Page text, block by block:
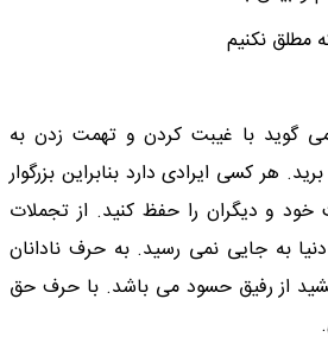
نکنیم
گوید با غیبت کردن و تهمت زدن به
هر کسی ایرادی دارد بنابراین بزرگوار
و دیگران را حفظ کنید. از تجملات
دنیا به جایی نمی رسید. به حرف نادانان
از رفیق حسود می باشد. با حرف حق